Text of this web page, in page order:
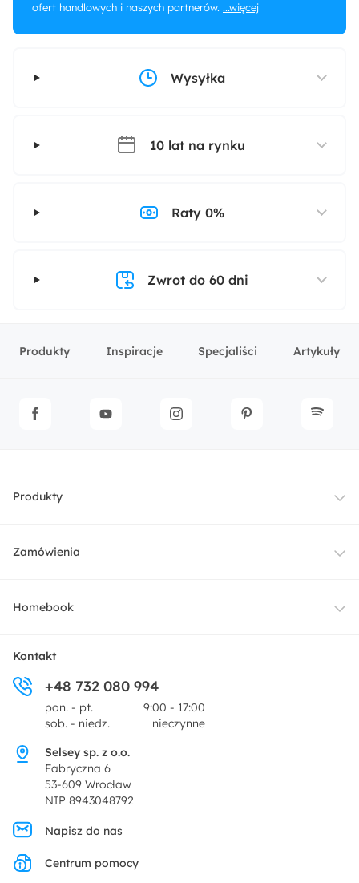
ofert handlowych i naszych partnerów. ...więcej
Wysyłka
10 lat na rynku
Raty 0%
Zwrot do 60 dni
Produkty Inspiracje Specjaliści Artykuły
Produkty
Meble
Dekoracje i akcesoria
Promocje
Zamówienia
Dostawa
Zwroty
Pytania i odpowiedzi
Homebook
O nas
Centrum prasowe
Regulamin
Polityka prywatności
Ustawienia prywatności
Kontakt
+48 732 080 994
pon. - pt.
9:00 - 17:00
sob. - niedz.
nieczynne
Selsey sp. z o.o.
Fabryczna 6
53-609 Wrocław
NIP 8943048792
Napisz do nas
Centrum pomocy